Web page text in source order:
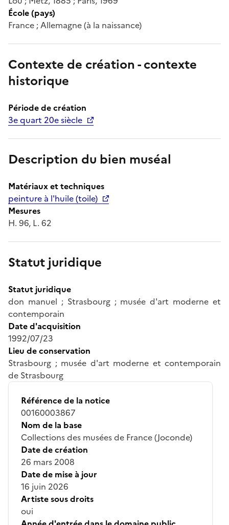
École (pays)
France ; Allemagne (à la naissance)
Contexte de création - contexte
historique
Période de création
3e quart 20e siècle
Description du bien muséal
Matériaux et techniques
peinture à l'huile (toile)
Mesures
H. 96, L. 62
Statut juridique
Statut juridique
don manuel ; Strasbourg ; musée d'art moderne et
contemporain
Date d'acquisition
1992/07/23
Lieu de conservation
Strasbourg ; musée d'art moderne et contemporain
de Strasbourg
Référence de la notice
00160003867
Nom de la base
Collections des musées de France (Joconde)
Date de création
26 mars 2008
Date de mise à jour
16 juin 2026
Artiste sous droits
oui